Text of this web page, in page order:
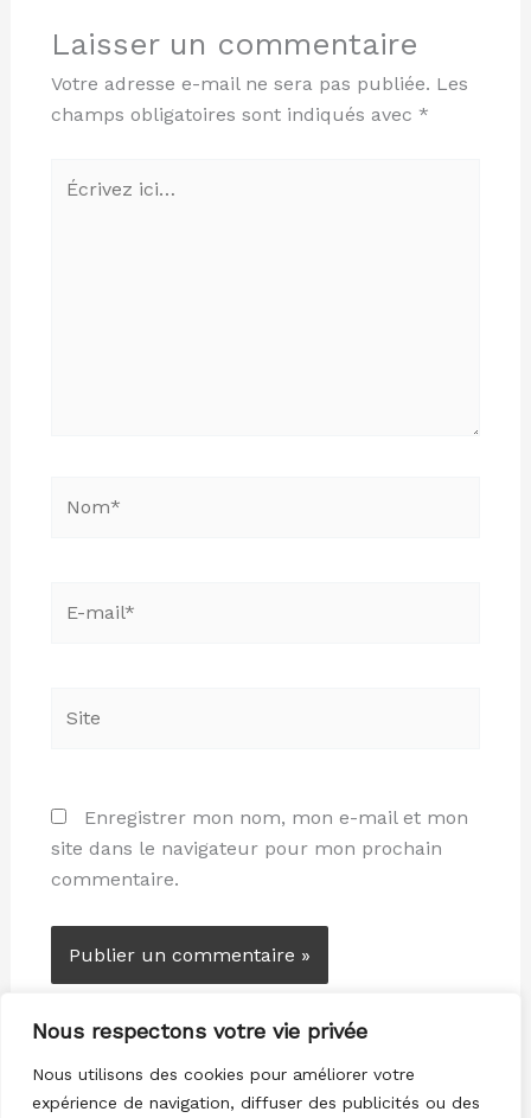
Nous respectons votre vie privée
Nous utilisons des cookies pour améliorer votre
expérience de navigation, diffuser des publicités ou des
Laisser un commentaire
Votre adresse e-mail ne sera pas publiée. Les
champs obligatoires sont indiqués avec *
ici…
mail*
Enregistrer mon nom, mon e-mail et mon
site dans le navigateur pour mon prochain
commentaire.